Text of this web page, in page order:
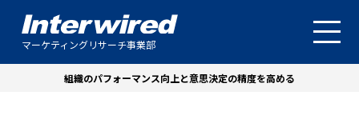
マーケティングリサーチ事業部
組織のパフォーマンス向上と意思決定の精度を高める